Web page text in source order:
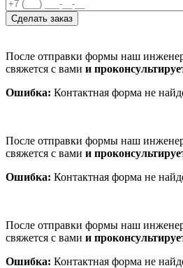
После отправки формы наш
свяжется с вами и
Ошибка: Контактная форма не
После отправки формы наш
свяжется с вами и
Ошибка: Контактная форма не
После отправки формы наш
свяжется с вами и
Ошибка: Контактная форма не